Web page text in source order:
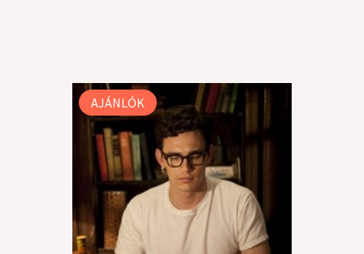
AJÁNLÓK